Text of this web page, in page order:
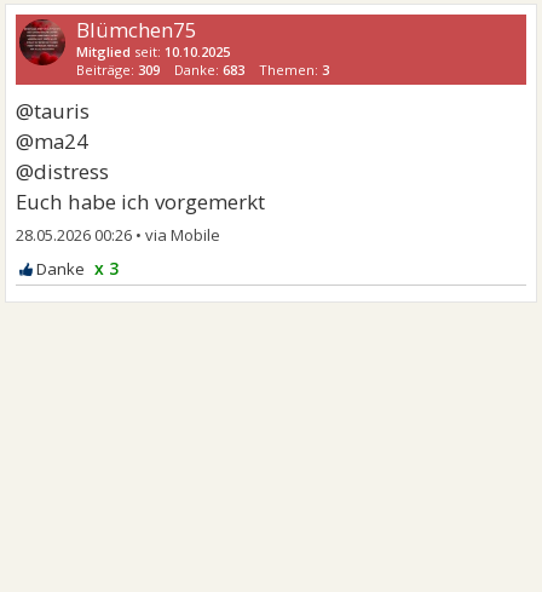
Blümchen75
Mitglied seit: 10.10.2025
Beiträge: 309 Danke:683 Themen: 3
@tauris
@ma24
@distress
Euch habe ich vorgemerkt
28.05.2026 00:26 •
x 3